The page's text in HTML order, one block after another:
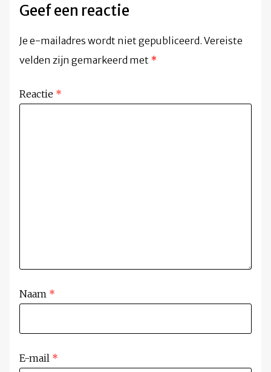
Geef een reactie
Je e-mailadres wordt niet gepubliceerd. Vereiste
velden zijn gemarkeerd met *
Reactie *
Naam *
E-mail *